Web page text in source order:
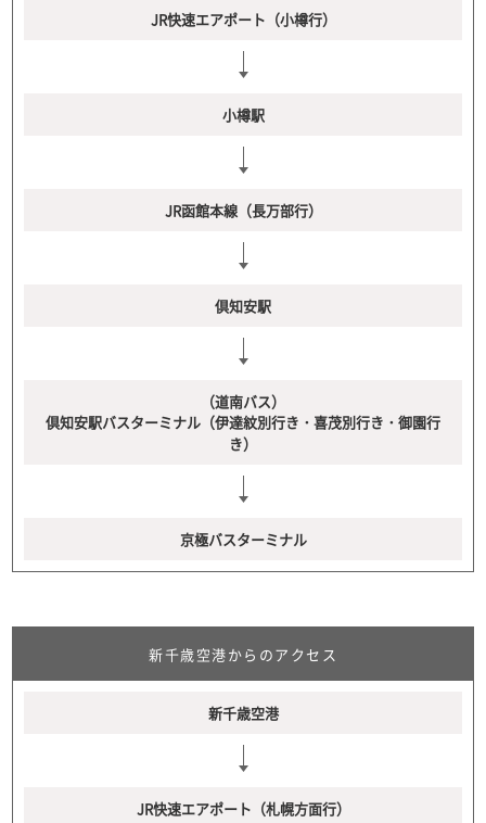
JR快速エアポート（小樽行）
小樽駅
JR函館本線（長万部行）
倶知安駅
（道南バス）
倶知安駅バスターミナル（伊達紋別行き・喜茂別行き・御園行
き）
京極バスターミナル
新千歳空港からのアクセス
新千歳空港
JR快速エアポート（札幌方面行）